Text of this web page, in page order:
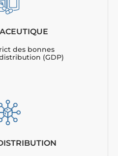
des bonnes
(GDP)